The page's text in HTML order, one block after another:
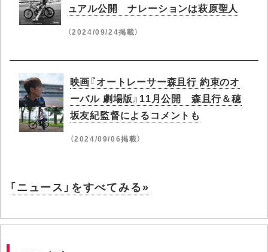
ュアル公開 ナレーションは萩原聖人
（2024/09/24掲載）
映画『オートレーサー森且行 約束のオ
ーバル 劇場版』11月公開 森且行＆穂
坂友紀監督によるコメントも
（2024/09/06掲載）
「ニュース」をすべてみる»